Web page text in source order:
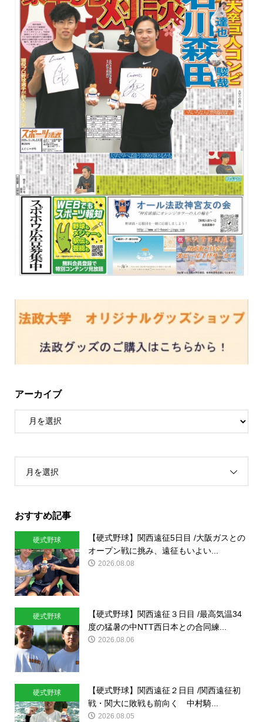
アーカイブ
月を選択
おすすめ記事
硬式野球
【硬式野球】関西遠征5日目 /大阪ガスとの
オープン戦に挑み、遠征もいよい...
2026.08.08
硬式野球
【硬式野球】関西遠征３日目 /最高気温34
度の猛暑の中NTT西日本との合同練...
2026.08.06
硬式野球
【硬式野球】関西遠征２日目 /関西遠征初
戦・関大に敗戦も前向く 中村騎...
2026.08.05